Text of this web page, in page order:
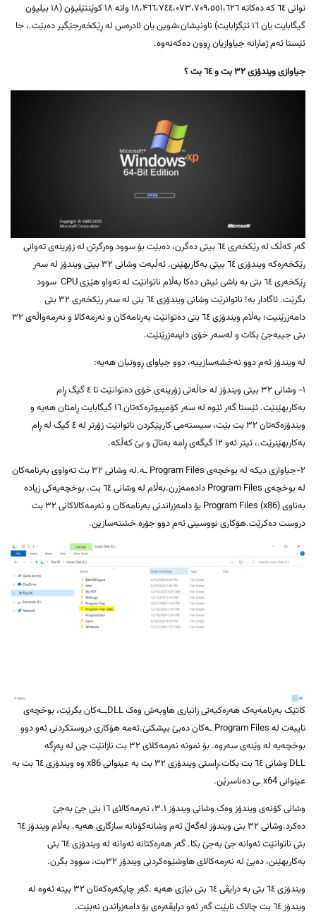
توانی ٦٤ کە دەکاتە ۱۸،۴٦٦،۷٤٤،۰۷۳،۷۰۹،٥٥۱،٦٢٦ واتە ١٨ کوێنتێلیۆن (١٨ بیلیۆن
گیگابایت یان ١٦ ئێگزابایت) ناونیشان،شوین یان ئادرەس لە ڕێکخەرجێگیر دەبێت.، جا
ئێستا ئەم ژمارانە جیاوازیان ڕوون دەکەنەوە.
جیاوازی ویندۆزی ٣٢ بت و ٦٤ بت ؟
گەر کەڵک لە رێکخەری ٦٤ بیتی دەگرن، دەبێت بۆ سوود وەرگرتن لە زۆرینەی تەوانی
رێکخەرەکە ویندۆزی ٦٤ بیتی بەکاربهێنن. ئەڵبەت وشانی ٣٢ بیتی ویندۆز لە سەر
ڕێکخەری ٦٤ بتی بە باشی ئیش دەکا بەڵام ناتوانێت لە تەواو هێزی CPU سوود
بگرێت. ئاگادار بە! ناتوانرێت وشانی ویندۆزی ٦٤ بتی لە سەر رێکخەری ٣٢ بتی
دامەزرێنیت؛ بەڵام ویندۆزی ٦٤ بتی دەتوانێت بەرنامەکان و نەرمەکالا و نەرمەواڵەی ٣٢
بتی جیبەجێ بکات و لەسەر خۆی دایمەزرێنێت.
لە ویندۆز ئەم دوو نەخشەسازییە، دوو جیاوای ڕوونیان هەیە:
١- وشانی ٣٢ بیتی ویندۆز لە حاڵەتی زۆرینەی خۆی دەتوانێت تا ٤ گیگ ڕام
بەکاربهێنێت. ئێستا گەر ئێوە لە سەر کۆمپیوترەکەتان ١٦ گیگابایت ڕامتان هەیە و
ویندۆزەکەتان ٣٢ بت بێت، سیستەمی کارپێکردن ناتوانێت زۆرتر لە ٤ گیگ لە ڕام
بەکاربهێنرێت.، ئیتر ئەو ١٢ گیگەی ڕامە بەتاڵ و بێ کەڵکە.
٢-جیاوازی دیکە لە بوخچەی Program Files ـە.لە وشانی ٣٢ بت تەواوی بەرنامەکان
لە بوخچەی Program Files دادەمەزرن.بەڵام لە وشانی ٦٤ بت، بوخچەیەکی زیادە
بەناوی (Program Files (x86 بۆ دامەزراندنی بەرنامەکان و نەرمەکالاکانی ٣٢ بت
دروست دەکرێت.هۆکاری نووسینی ئەم دوو جۆرە خشتەسازین.
کاتێک بەرنامەیەک هەرەکیەتی زانیاری هاوبەش وەک DLLــەکان بگرێت، بوخچەی
تایبەت لە Program Files ـەکان دەبێ بپشکنێ.ئەمە هۆکاری دروستکردنی ئەو دوو
بوخچەیە لە وێنەی سەروە. بۆ نمونە نەرمەکلای ٣٢ بت نازانێت چی لە پەڕگە
DLL وشانی ٦٤ بت بکات.ڕاستی ویندۆزی ٣٢ بت بە عینوانی x86 وە ویندۆزی ٦٤ بت بە
عینوانی x64 ـی دەناسرێن.
وشانی کۆنەی ویندۆز وەک وشانی ویندۆز ٣.١، نەرمەکالای ١٦ بتی جێ بەجێ
دەکرد.وشانی ٣٢ بتی ویندۆز لەگەڵ ئەم وشانەکۆنانە سازگاری هەیە. بەڵام ویندۆز ٦٤
بتی ناتوانێت ئەوانە جێ بەجێ بکا. گەر هەرەکتانە ئەوانە لە ویندۆزی ٦٤ بتی
بەکاربهێنن، دەبێ لە نەرمەکالای هاوشێوەکردنی ویندۆز ٣٢بت، سوود بگرن.
ویندۆزی ٦٤ بتی بە درایڤی ٦٤ بتی نیازی هەیە .گەر چاپکەرەکەتان ٣٢ بیتە ئەوە لە
ویندۆز ٦٤ بت چالاک نابێت گەر ئەو درایڤەرەی بۆ دامەزراندن نەبێت.